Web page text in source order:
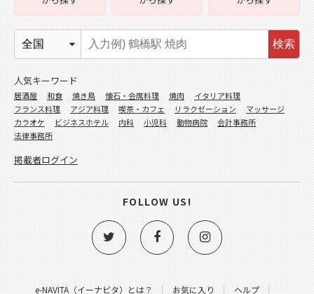
e-NAVITA（イーナビタ）とは？ お気に入り ヘルプ
検索
人気キーワード
居酒屋 和食 焼き鳥 懐石・会席料理 焼肉
イタリア料理
フランス料理
アジア料理 喫茶・カフェ リラクゼーション
マッサージ
カラオケ
ビジネスホテル 内科 小児科 動物病院
会計事務所
法律事務所
掲載者ログイン
FOLLOW US!